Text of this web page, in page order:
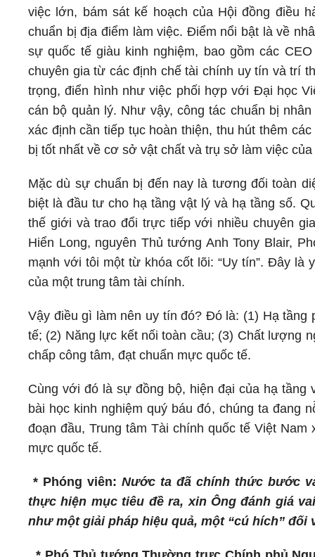
việc lớn, bám sát kế hoạch của Hội đồng điều
chuẩn bị địa điểm làm việc. Điểm nổi bật là về
sự quốc tế giàu kinh nghiệm, bao gồm các
chuyên gia từ các định chế tài chính uy tín và trí
trọng, điển hình như việc phối hợp với Đại học
cán bộ quản lý. Như vậy, công tác chuẩn bị
xác định cần tiếp tục hoàn thiện, thu hút thêm
bị tốt nhất về cơ sở vật chất và trụ sở làm việc
Mặc dù sự chuẩn bị đến nay là tương đối toàn
biệt là đầu tư cho hạ tầng vật lý và hạ tầng số.
thế giới và trao đổi trực tiếp với nhiều chuyên
Hiển Long, nguyên Thủ tướng Anh Tony Blair,
mạnh với tôi một từ khóa cốt lõi: “Uy tín”. Đây
của một trung tâm tài chính.
Vậy điều gì làm nên uy tín đó? Đó là: (1) Hạ tầng
tế; (2) Năng lực kết nối toàn cầu; (3) Chất lượng
chấp công tâm, đạt chuẩn mực quốc tế.
Cùng với đó là sự đồng bộ, hiện đại của hạ
bài học kinh nghiệm quý báu đó, chúng ta đang
đoạn đầu, Trung tâm Tài chính quốc tế Việt
mực quốc tế.
* Phóng viên: Nước ta đã chính thức bước
thực hiện mục tiêu đề ra, xin Ông đánh giá
như một giải pháp hiệu quả, một “cú hích”